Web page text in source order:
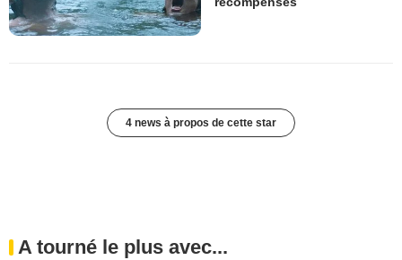
4 news à propos de cette star
A tourné le plus avec...